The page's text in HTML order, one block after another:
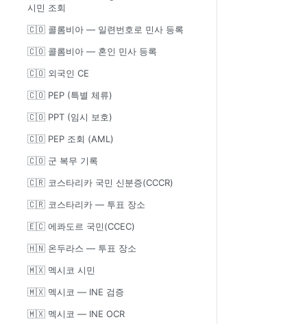
시민 조회
🇨🇴 콜롬비아 — 일련번호로 민사 등록
🇨🇴 콜롬비아 — 혼인 민사 등록
🇨🇴 외국인 CE
🇨🇴 PEP (특별 체류)
🇨🇴 PPT (임시 보호)
🇨🇴 PEP 조회 (AML)
🇨🇴 군 복무 기록
🇨🇷 코스타리카 국민 신분증(CCCR)
🇨🇷 코스타리카 — 투표 장소
🇪🇨 에콰도르 국민(CCEC)
🇭🇳 온두라스 — 투표 장소
🇲🇽 멕시코 시민
🇲🇽 멕시코 — INE 검증
🇲🇽 멕시코 — INE OCR